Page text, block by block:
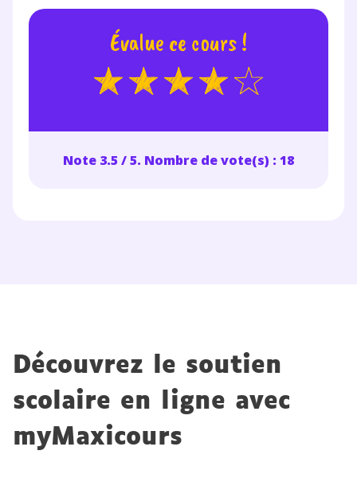
Évalue ce cours !
Note 3.5 / 5. Nombre de vote(s) : 18
Découvrez le soutien
scolaire en ligne avec
myMaxicours